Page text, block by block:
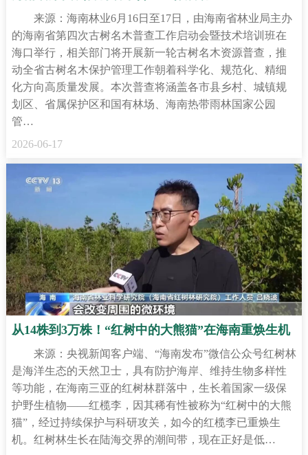
来源：海南林业6月16日至17日，由海南省林业局主办
的海南省第四次古树名木普查工作启动会暨技术培训班在
海口举行，相关部门将开展新一轮古树名木资源普查，推
动全省古树名木保护管理工作朝着科学化、规范化、精细
化方向高质量发展。本次普查将涵盖各市县乡村、城镇规
划区、省属保护区和国有林场、海南热带雨林国家公园
管…
2026-06-17
从14株到3万株！“红树中的大熊猫”在海南重焕生机
来源：央视新闻客户端、“海南发布”微信公众号红树林
是海洋生态的天然卫士，具有防护海岸、维持生物多样性
等功能，在海南三亚的红树林群落中，生长着国家一级保
护野生植物——红榄李，因其稀有性被称为“红树中的大熊
猫”，经过持续保护与科研攻关，如今的红榄李已重焕生
机。红树林生长在陆海交界的潮间带，现在正好是低…